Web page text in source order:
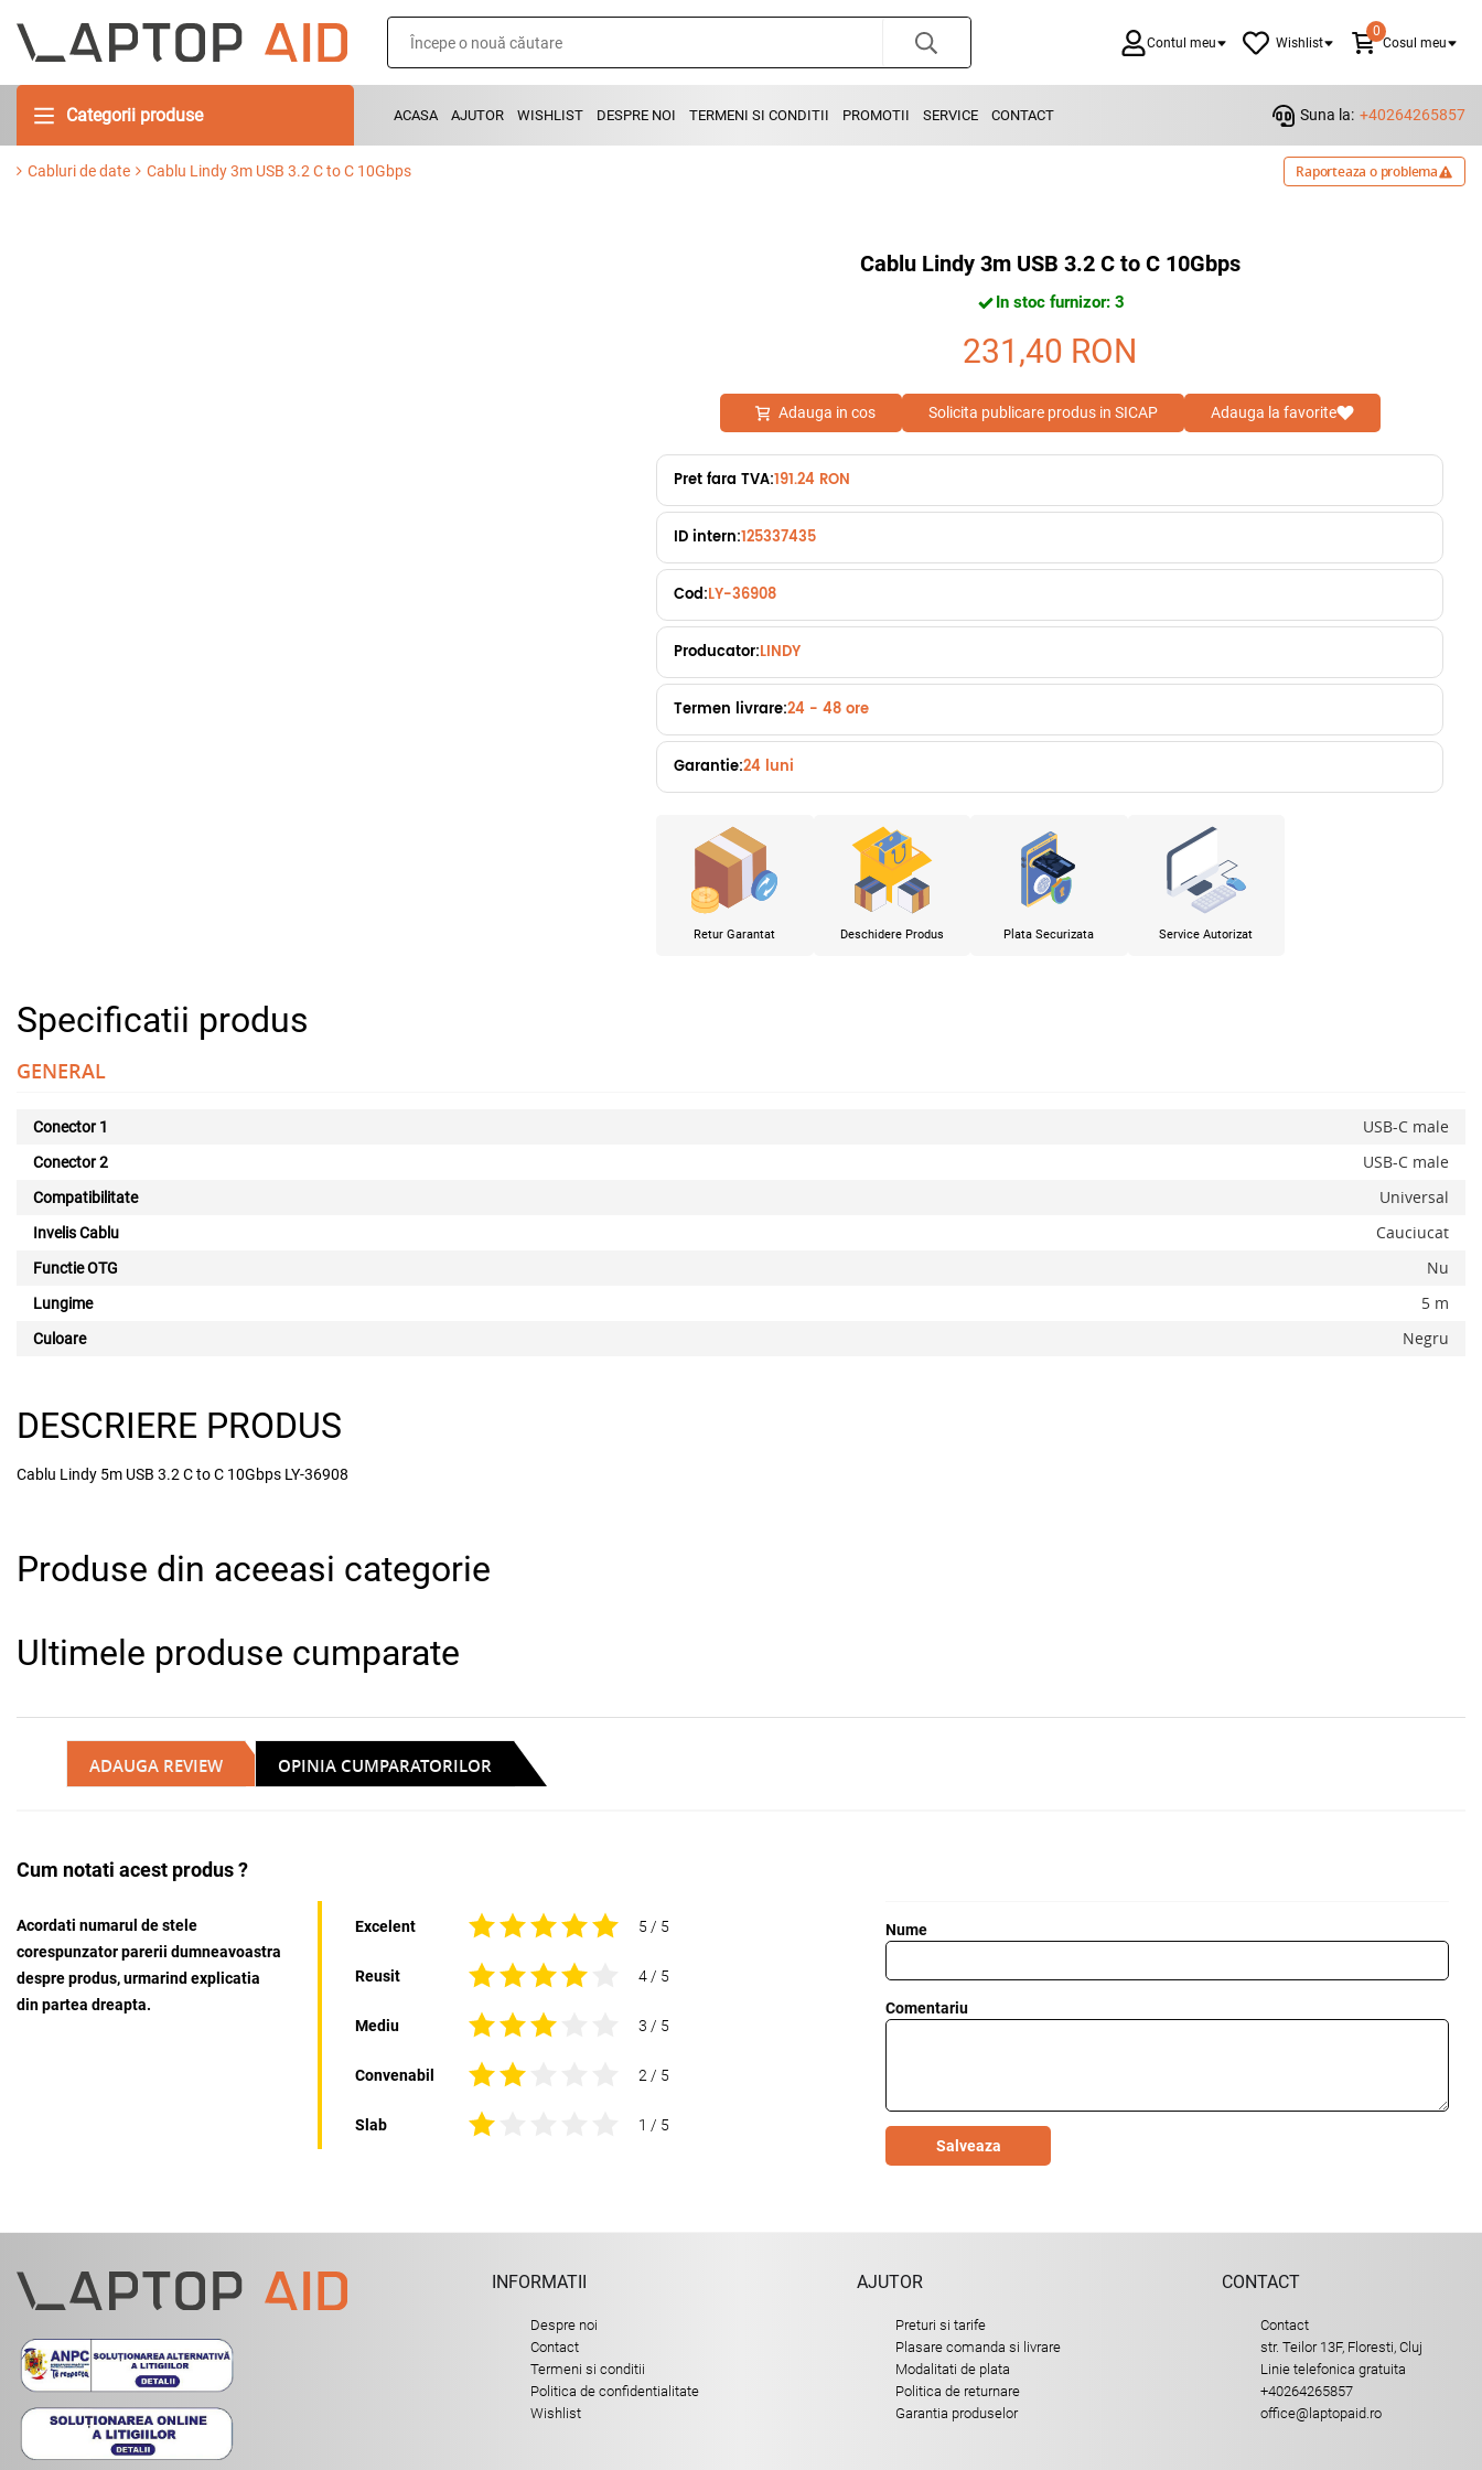
Contul meu Wishlist
0
Cosul meu
Categorii produse ACASA AJUTOR WISHLIST DESPRE NOI TERMENI SI CONDITII PROMOTII SERVICE CONTACT Suna la: +40264265857
Cabluri de date Cablu Lindy 3m USB 3.2 C to C 10Gbps Raporteaza o problema
Cablu Lindy 3m USB 3.2 C to C 10Gbps
In stoc furnizor: 3
231,40 RON
Adauga in cos Solicita publicare produs in SICAP Adauga la favorite
Pret fara TVA:191.24 RON
ID intern:125337435
Cod:LY-36908
Producator:LINDY
Termen livrare:24 - 48 ore
Garantie:24 luni
Retur Garantat Deschidere Produs Plata Securizata Service Autorizat
Specificatii produs
GENERAL
Conector 1 USB-C male
Conector 2 USB-C male
Compatibilitate Universal
Invelis Cablu Cauciucat
Functie OTG Nu
Lungime 5 m
Culoare Negru
DESCRIERE PRODUS
Cablu Lindy 5m USB 3.2 C to C 10Gbps LY-36908
Produse din aceeasi categorie
Ultimele produse cumparate
ADAUGA REVIEW OPINIA CUMPARATORILOR
Cum notati acest produs ?
Acordati numarul de stele
corespunzator parerii dumneavoastra
despre produs, urmarind explicatia
din partea dreapta.
Excelent 5 / 5
Reusit 4 / 5
Mediu 3 / 5
Convenabil 2 / 5
Slab 1 / 5
Nume
Comentariu
Salveaza
INFORMATII
Despre noi
Contact
Termeni si conditii
Politica de confidentialitate
Wishlist
AJUTOR
Preturi si tarife
Plasare comanda si livrare
Modalitati de plata
Politica de returnare
Garantia produselor
CONTACT
Contact
str. Teilor 13F, Floresti, Cluj
Linie telefonica gratuita
+40264265857
office@laptopaid.ro